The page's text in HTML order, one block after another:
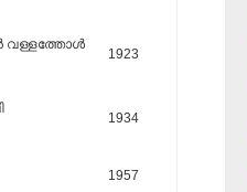
വള്ളത്തോള്‍
1923
1934
1957